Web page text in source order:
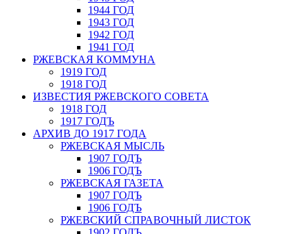
1944 ГОД
1943 ГОД
1942 ГОД
1941 ГОД
РЖЕВСКАЯ КОММУНА
1919 ГОД
1918 ГОД
ИЗВЕСТИЯ РЖЕВСКОГО СОВЕТА
1918 ГОД
1917 ГОДЪ
АРХИВ ДО 1917 ГОДА
РЖЕВСКАЯ МЫСЛЬ
1907 ГОДЪ
1906 ГОДЪ
РЖЕВСКАЯ ГАЗЕТА
1907 ГОДЪ
1906 ГОДЪ
РЖЕВСКИЙ СПРАВОЧНЫЙ ЛИСТОК